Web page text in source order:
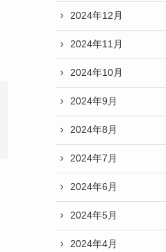
2024年12月
2024年11月
2024年10月
2024年9月
2024年8月
2024年7月
2024年6月
2024年5月
2024年4月